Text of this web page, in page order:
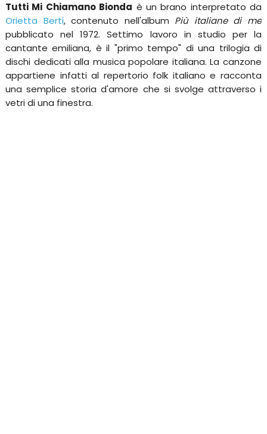
Tutti Mi Chiamano Bionda è un brano interpretato da
Orietta Berti, contenuto nell'album Più italiane di me
pubblicato nel 1972. Settimo lavoro in studio per la
cantante emiliana, è il "primo tempo" di una trilogia di
dischi dedicati alla musica popolare italiana. La canzone
appartiene infatti al repertorio folk italiano e racconta
una semplice storia d'amore che si svolge attraverso i
vetri di una finestra.